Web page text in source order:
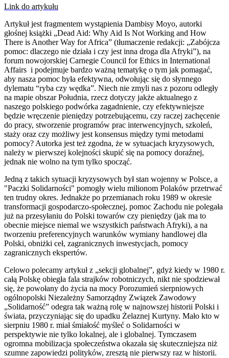
Link do artykułu
Artykuł jest fragmentem wystąpienia Dambisy Moyo, autorki
głośnej książki „Dead Aid: Why Aid Is Not Working and How
There is Another Way for Africa” (tłumaczenie redakcji: „Zabójcza
pomoc: dlaczego nie działa i czy jest inna droga dla Afryki”), na
forum nowojorskiej Carnegie Council for Ethics in International
Affairs i podejmuje bardzo ważną tematykę o tym jak pomagać,
aby nasza pomoc była efektywna, odwołując się do słynnego
dylematu “ryba czy wędka”. Niech nie zmyli nas z pozoru odległy
na mapie obszar Południa, rzecz dotyczy jakże aktualnego z
naszego polskiego podwórka zagadnienie, czy efektywniejsze
będzie wręczenie pieniędzy potrzebującemu, czy raczej zachęcenie
do pracy, stworzenie programów prac interwencyjnych, szkoleń,
staży oraz czy możliwy jest konsensus między tymi metodami
pomocy? Autorka jest też zgodna, że w sytuacjach kryzysowych,
należy w pierwszej kolejności skupić się na pomocy doraźnej,
jednak nie wolno na tym tylko spocząć.
Jedną z takich sytuacji kryzysowych był stan wojenny w Polsce, a
"Paczki Solidarności" pomogły wielu milionom Polaków przetrwać
ten trudny okres. Jednakże po przemianach roku 1989 w okresie
transformacji gospodarczo-społecznej, pomoc Zachodu nie polegała
już na przesyłaniu do Polski towarów czy pieniędzy (jak ma to
obecnie miejsce niemal we wszystkich państwach Afryki), a na
tworzeniu preferencyjnych warunków wymiany handlowej dla
Polski, obniżki ceł, zagranicznych inwestycjach, pomocy
zagranicznych ekspertów.
Celowo polecamy artykuł z „sekcji globalnej”, gdyż kiedy w 1980 r.
całą Polskę obiegła fala strajków robotniczych, nikt nie spodziewał
się, że powołany do życia na mocy Porozumień sierpniowych
ogólnopolski Niezależny Samorządny Związek Zawodowy
„Solidarność” odegra tak ważną rolę w najnowszej historii Polski i
świata, przyczyniając się do upadku Żelaznej Kurtyny. Mało kto w
sierpniu 1980 r. miał śmiałość myśleć o Solidarności w
perspektywie nie tylko lokalnej, ale i globalnej. Tymczasem
ogromna mobilizacja społeczeństwa okazała się skuteczniejsza niż
szumne zapowiedzi polityków, zresztą nie pierwszy raz w historii.